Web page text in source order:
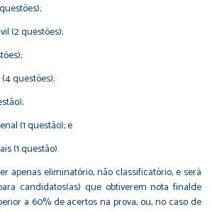
(2 questões);
questões);
(1 questão); e
(1 questão).
apenas eliminatório, não classificatório, e será
candidatos(as) que obtiverem nota finalde
a 60% de acertos na prova, ou, no caso de